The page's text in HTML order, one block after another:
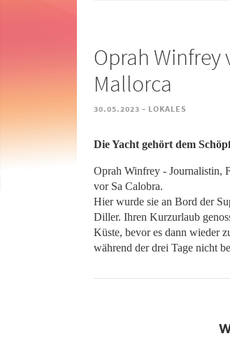
Oprah Winfrey
Mallorca
30.05.2023 - LOKALES
Die Yacht gehört dem
Oprah Winfrey - Journalistin,
vor Sa Calobra.
Hier wurde sie an Bord der
Diller. Ihren Kurzurlaub
Küste, bevor es dann wieder
während der drei Tage nicht